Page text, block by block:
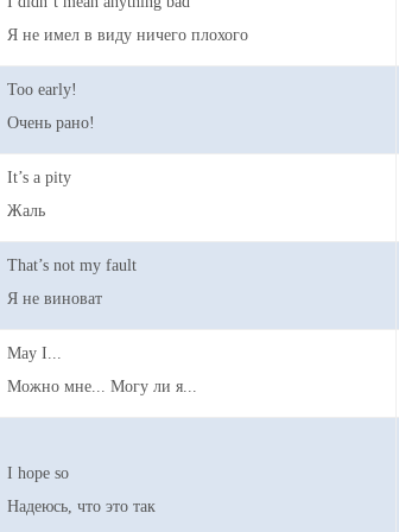
Я не имел в виду ничего плохого
Too early!
Очень рано!
It’s a pity
Жаль
That’s not my fault
Я не виноват
May I...
Можно мне... Могу ли я...
I hope so
Надеюсь, что это так